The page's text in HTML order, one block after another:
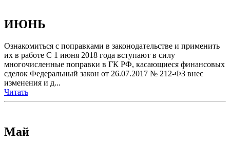
ИЮНЬ
Ознакомиться с поправками в законодательстве и применить
их в работе С 1 июня 2018 года вступают в силу
многочисленные поправки в ГК РФ, касающиеся финансовых
сделок Федеральный закон от 26.07.2017 № 212-ФЗ внес
изменения и д...
Читать
Май